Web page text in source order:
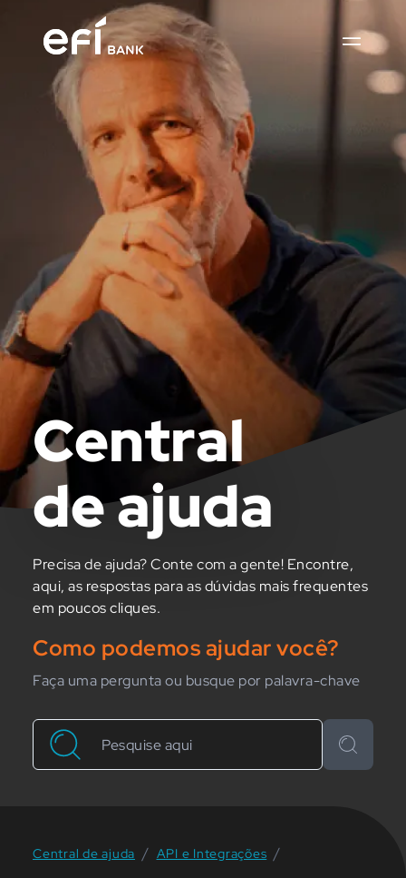
Central
de ajuda
Precisa de ajuda? Conte com a gente! Encontre,
aqui, as respostas para as dúvidas mais frequentes
em poucos cliques.
Como podemos ajudar você?
Faça uma pergunta ou busque por palavra-chave
Buscar
Central de ajuda / API e Integrações /